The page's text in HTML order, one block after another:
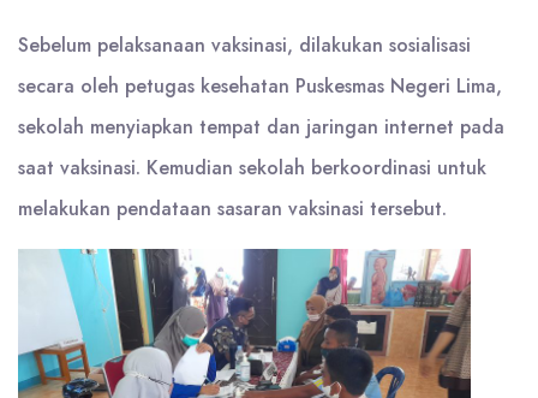
Sebelum pelaksanaan vaksinasi, dilakukan sosialisasi
secara oleh petugas kesehatan Puskesmas Negeri Lima,
sekolah menyiapkan tempat dan jaringan internet pada
saat vaksinasi. Kemudian sekolah berkoordinasi untuk
melakukan pendataan sasaran vaksinasi tersebut.